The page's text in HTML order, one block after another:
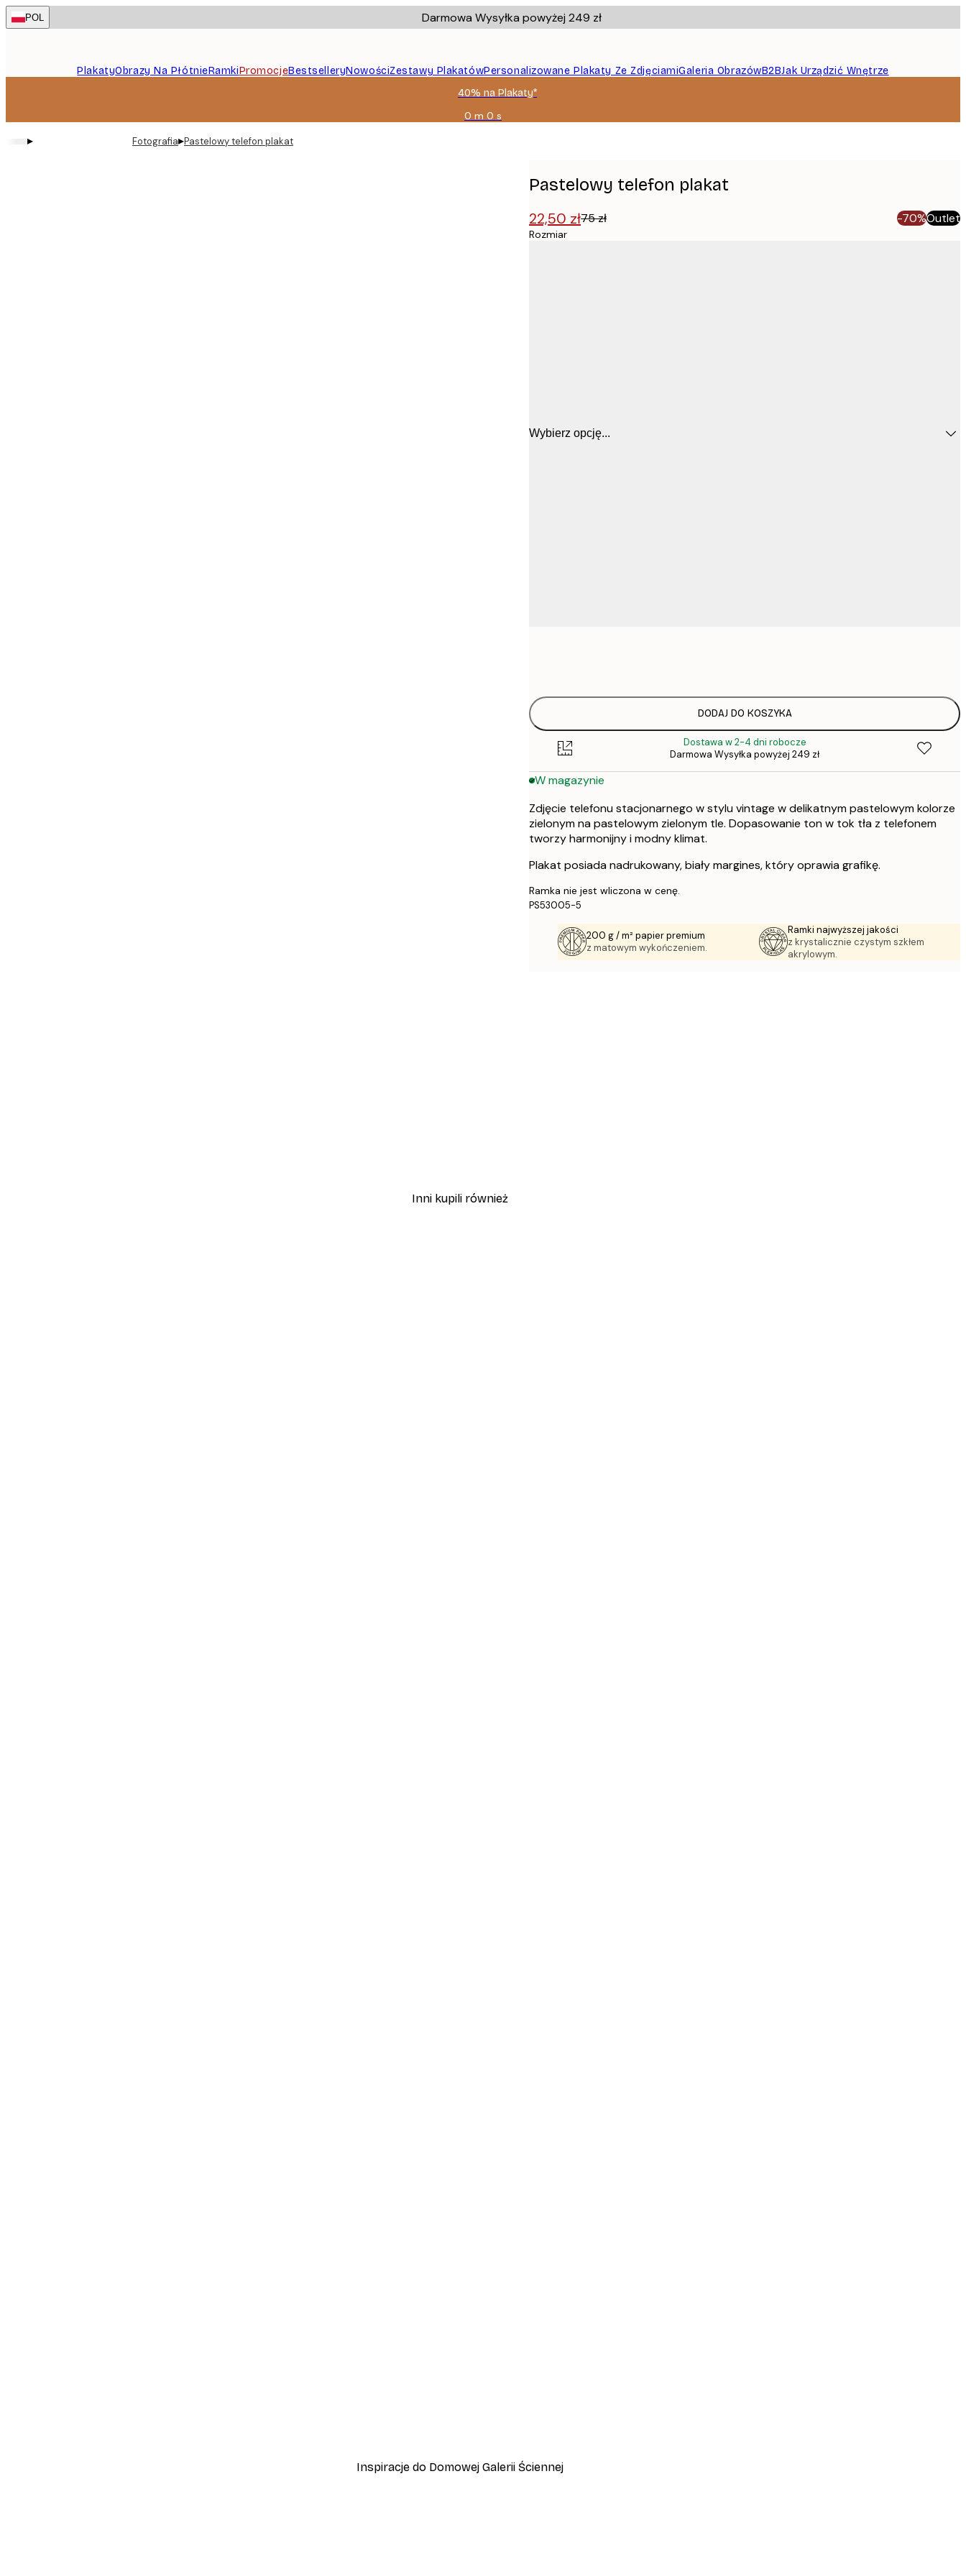
Skip
to
POL Darmowa Wysyłka powyżej 249 zł
PlakatyObrazy Na PłótnieRamkiPromocjeBestselleryNowościZestawy PlakatówPersonalizowane Plakaty Ze ZdjęciamiGaleria ObrazówB2BJak Urządzić Wnętrze
40% na Plakaty*
0 m 0 s
Ważny
▸ Fotografia▸Pastelowy telefon plakat
Pastelowy telefon plakat
22,50 zł75 zł -70%Outlet
Rozmiar
Wybierz opcję...
DODAJ DO KOSZYKA
Dostawa w 2-4 dni robocze
Darmowa Wysyłka powyżej 249 zł
W magazynie
Zdjęcie telefonu stacjonarnego w stylu vintage w delikatnym pastelowym kolorze
zielonym na pastelowym zielonym tle. Dopasowanie ton w tok tła z telefonem
tworzy harmonijny i modny klimat.
Plakat posiada nadrukowany, biały margines, który oprawia grafikę.
Ramka nie jest wliczona w cenę.
PS53005-5
200 g / m² papier premium
z matowym wykończeniem.
Ramki najwyższej jakości
z krystalicznie czystym szkłem
akrylowym.
Inni kupili również
Inspiracje do Domowej Galerii Ściennej